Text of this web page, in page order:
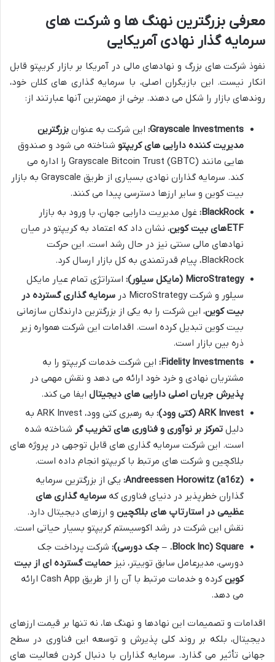
معرفی بزرگترین نهنگ ها و شرکت های
سرمایه گذار نهادی آمریکایی
نفوذ شرکت های بزرگ و نهادهای مالی در آمریکا بر بازار کریپتو قابل
انکار نیست. این بازیگران اصلی، با سرمایه گذاری های کلان خود،
روندهای بازار را شکل می دهند. برخی از مهمترین آنها عبارتند از:
Grayscale Investments: این شرکت به عنوان بزرگترین
مدیریت کننده دارایی های کریپتو شناخته می شود و صندوق
هایی مانند Grayscale Bitcoin Trust (GBTC) را اداره می
کند. سرمایه گذاران نهادی بسیاری از طریق Grayscale به بازار
بیت کوین و سایر ارزها دسترسی پیدا می کنند.
BlackRock: غول مدیریت دارایی جهان، با ورود به بازار
ETFهای بیت کوین
، نشان داد که اعتماد به کریپتو در میان
نهادهای مالی سنتی نیز در حال رشد است. این حرکت
BlackRock، پیام قدرتمندی به کل بازار ارسال کرد.
MicroStrategy (مایکل سیلور):
استراتژی تمام عیار مایکل
سیلور و شرکت MicroStrategy در
سرمایه گذاری گسترده در
بیت کوین، این شرکت را به یکی از بزرگترین دارندگان سازمانی
بیت کوین تبدیل کرده است. اقدامات این شرکت همواره زیر
ذره بین بازار است.
Fidelity Investments: این شرکت خدمات کریپتو را به
مشتریان نهادی و خرد خود ارائه می دهد و نقش مهمی در
پذیرش جریان اصلی دارایی های دیجیتال ایفا می کند.
ARK Invest (کتی وود):
به رهبری کتی وود، ARK Invest به
دلیل تمرکز بر نوآوری و فناوری های تخریب گر شناخته شده
است. این شرکت سرمایه گذاری های قابل توجهی در پروژه های
بلاکچین و شرکت های مرتبط با کریپتو انجام داده است.
Andreessen Horowitz (a16z): یکی از بزرگترین سرمایه
گذاران خطرپذیر در دنیای فناوری که سرمایه گذاری های
عظیمی در استارتاپ های بلاکچین و ارزهای دیجیتال دارد.
نقش این شرکت در رشد اکوسیستم کریپتو بسیار حیاتی است.
Square (Block Inc. – جک دورسی):
شرکت پرداخت جک
دورسی، مدیرعامل سابق توییتر، نیز حمایت گسترده ای از بیت
کوین
کرده و خدمات مرتبط با آن را از طریق Cash App ارائه
می دهد.
اقدامات و تصمیمات این نهادها و نهنگ ها، نه تنها بر قیمت ارزهای
دیجیتال، بلکه بر روند کلی پذیرش و توسعه این فناوری در سطح
جهانی تأثیر می گذارد. سرمایه گذاران با دنبال کردن فعالیت های